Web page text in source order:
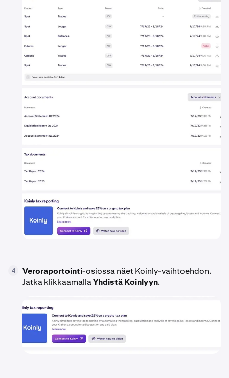
4 Veroraportointi-osiossa näet Koinly-vaihtoehdon.
Jatka klikkaamallaYhdistä Koinlyyn.